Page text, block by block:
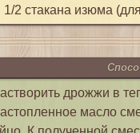
1/2 стакана изюма
дрожжи в
масло